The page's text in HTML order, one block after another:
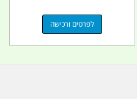
לפרטים ורכישה